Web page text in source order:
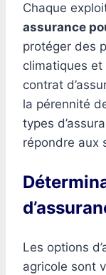
Chaque
assurance
protéger des
climatiques
contrat
la pérennité
types
répondre aux
Les options
agricole sont